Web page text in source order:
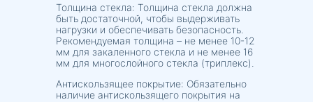
Толщина стекла: Толщина стекла должна
быть достаточной, чтобы выдерживать
нагрузки и обеспечивать безопасность.
Рекомендуемая толщина – не менее 10-12
мм для закаленного стекла и не менее 16
мм для многослойного стекла (триплекс).
Антискользящее покрытие: Обязательно
наличие антискользящего покрытия на